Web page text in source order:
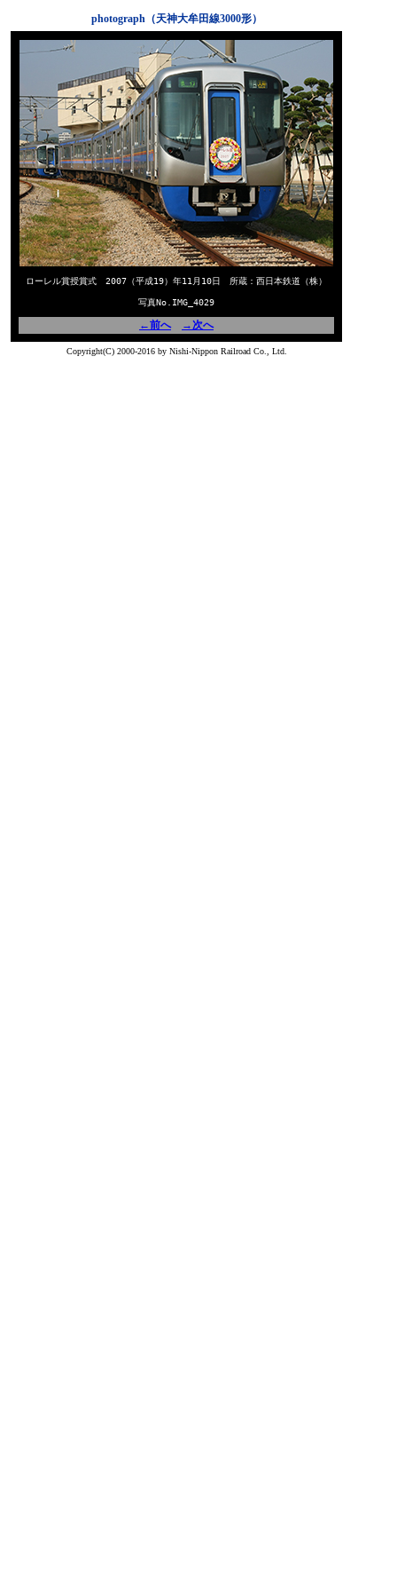
photograph（天神大牟田線3000形）
ローレル賞授賞式 2007（平成19）年11月10日 所蔵：西日本鉄道（株）
写真No.IMG_4029
←前へ →次へ
Copyright(C) 2000-2016 by Nishi-Nippon Railroad Co., Ltd.